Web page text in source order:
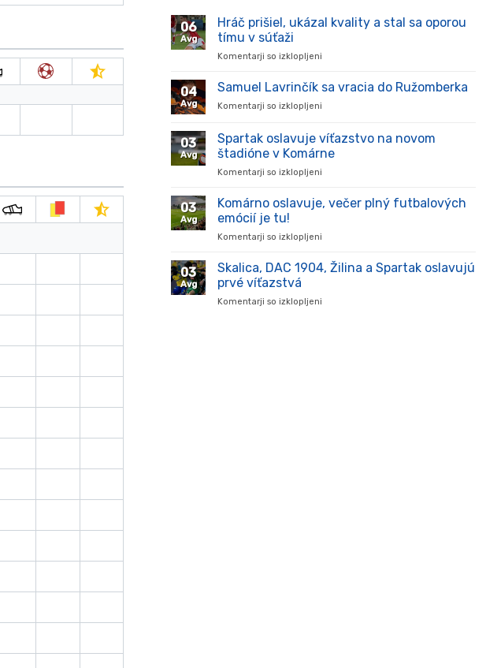
06
Avg
Hráč prišiel, ukázal kvality a stal sa oporou
tímu v súťaži
Komentarji so izklopljeni
prišiel,
stal
sa
súťaži
04
Avg
Samuel Lavrinčík sa vracia do Ružomberka
Komentarji so izklopljeni
Lavrinčík
vracia
03
Avg
Spartak oslavuje víťazstvo na novom
štadióne v Komárne
Komentarji so izklopljeni
oslavuje
v
03
Avg
Komárno oslavuje, večer plný futbalových
emócií je tu!
Komentarji so izklopljeni
oslavuje,
03
Avg
Skalica, DAC 1904, Žilina a Spartak oslavujú
prvé víťazstvá
Komentarji so izklopljeni